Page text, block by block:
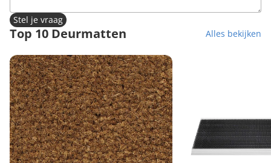
Stel je vraag
Top 10 Deurmatten Alles bekijken
Kokosmat Naturel op maat - 17 mm dik Hamat Outline 007